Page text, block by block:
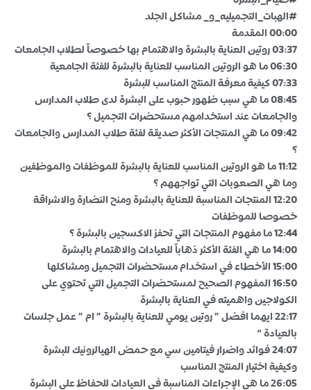
#الهبات_التجميليه_و_ مشاكل الجلد
00:00 المقدمة
03:37 روتين العناية بالبشرة والاهتمام بها خصوصاً لطلاب الجامعات
06:30 ما هو الروتين المناسب للعناية بالبشرة للفئة الجامعية
07:33 كيفية معرفة المنتج المناسب للبشرة
08:45 ما هي سبب ظهور حبوب على البشرة لدى طلاب المدارس
والجامعات عند استخدامهم مستحضرات التجميل ؟
09:42 ما هي المنتجات الأكثر صديقة لفئة طلاب المدارس والجامعات
؟
11:12 ما هو الروتين المناسب للعناية بالبشرة للموظفات والموظفين
وما هي الصعوبات التي تواجههم ؟
12:20 المنتجات المناسبة للعناية بالبشرة ومنح النضارة والاشراقة
خصوصا للموظفات
12:44 ما مفهوم المنتجات التي تحفز الاكسجين بالبشرة ؟
14:00 ما هي الفئة الأكثر ذهاباً للعيادات والاهتمام بالبشرة
15:00 الأخطاء في استخدام مستحضرات التجميل ومشاكلها
16:50 المفهوم الصحيح لمستحضرات التجميل التي تحتوي على
الكولاجين واهميته في العناية بالبشرة
22:17 ايهما افضل ” روتين يومي للعناية بالبشرة ” ام ” عمل جلسات
بالعيادة “
24:07 فوائد واضرار فيتامين سي مع حمض الهيالرونيك للبشرة
وكيفية اختيار المنتج المناسب
26:05 ما هي الإجراءات المناسبة في العيادات للحفاظ على البشرة